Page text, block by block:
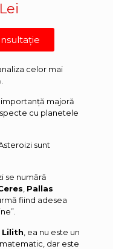
celor mai
importanță majoră
cu planetele
sunt
se numără
Pallas
fiind adesea
Lilith , ea nu este un
dar este